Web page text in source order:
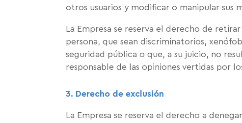
otros usuarios y modificar o manipular sus
La Empresa se reserva el derecho de
persona, que sean discriminatorios,
seguridad pública o que, a su juicio, no
responsable de las opiniones vertidas por
3. Derecho de exclusión
La Empresa se reserva el derecho a